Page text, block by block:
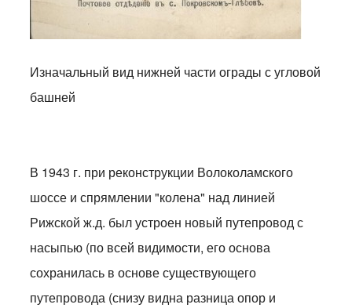
Изначальный вид нижней части ограды с угловой
башней
В 1943 г. при реконструкции Волоколамского
шоссе и спрямлении "колена" над линией
Рижской ж.д. был устроен новый путепровод с
насыпью (по всей видимости, его основа
сохранилась в основе существующего
путепровода (снизу видна разница опор и